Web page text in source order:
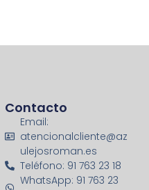
Contacto
Email:
atencionalcliente@az
ulejosroman.es
Teléfono: 91 763 23 18
WhatsApp: 91 763 23